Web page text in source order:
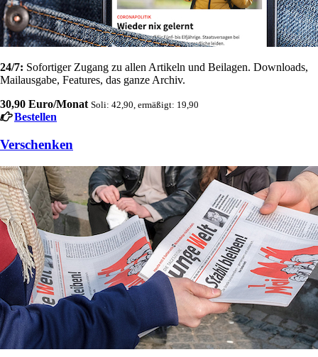
24/7: Sofortiger Zugang zu allen Artikeln und Beilagen. Downloads,
Mailausgabe, Features, das ganze Archiv.
30,90 Euro/Monat Soli: 42,90, ermäßigt: 19,90
Bestellen
Verschenken